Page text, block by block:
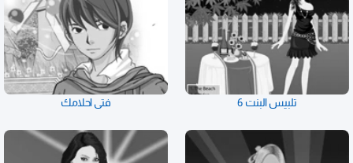
تلبيس البنت 6 فتى احلامك